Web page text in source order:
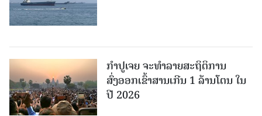
ກຳປູເຈຍ ຈະທຳລາຍສະຖິຕິການ
ສົ່ງອອກເຂົ້າສານເກີນ 1 ລ້ານໂຕນ ໃນ
ປີ 2026